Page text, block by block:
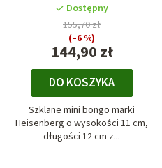
Dostępny
144,90 zł
155,70 zł
(–6 %)
DO KOSZYKA
Szklane mini bongo marki
Heisenberg o wysokości 11 cm,
długości 12 cm z...